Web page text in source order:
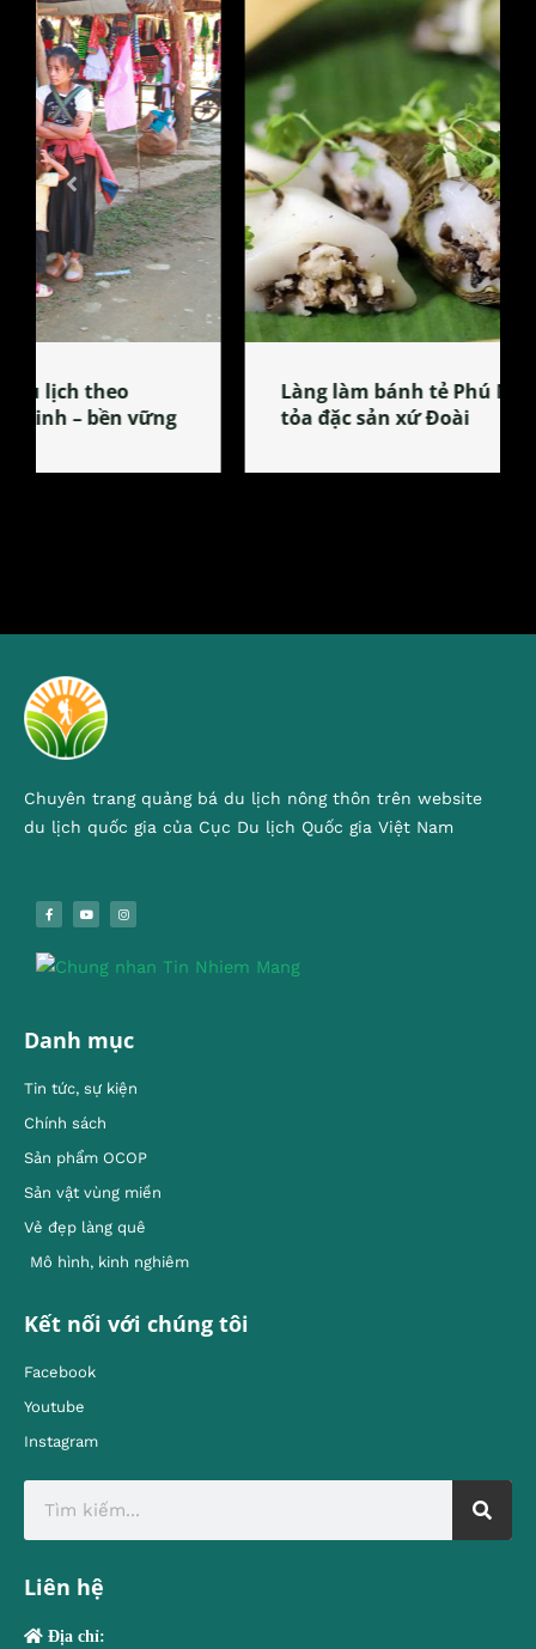
Làng làm bánh tẻ Phú Nhi – nơi lan
tỏa đặc sản xứ Đoài
Chuyên trang quảng bá du lịch nông thôn trên website
du lịch quốc gia của Cục Du lịch Quốc gia Việt Nam
Danh mục
Tin tức, sự kiện
Chính sách
Sản phẩm OCOP
Sản vật vùng miền
Vẻ đẹp làng quê
Mô hình, kinh nghiêm
Kết nối với chúng tôi
Facebook
Youtube
Instagram
Liên hệ
Địa chỉ: